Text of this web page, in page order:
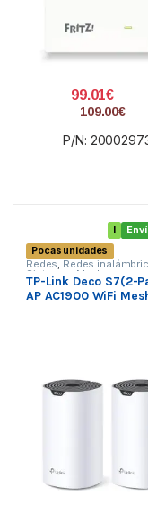
99.01€
109.00€
P/N:
Pocas unidades
Redes, Redes
Sistemas Mesh
TP-Link Deco S7(2-
AP AC1900 WiFi